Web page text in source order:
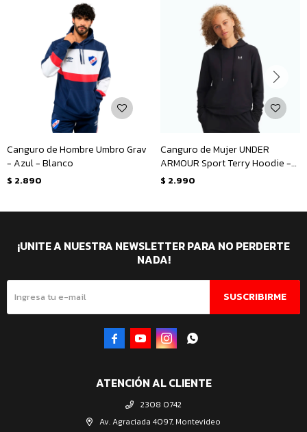
Canguro de Hombre Umbro Grav
- Azul - Blanco
$ 2.890
Canguro de Mujer UNDER
ARMOUR Sport Terry Hoodie -
Negro
$ 2.990
ATENCIÓN AL CLIENTE
2308 0742
Av. Agraciada 4097, Montevideo
¡UNITE A NUESTRA NEWSLETTER PARA NO PERDERTE
NADA!
SUSCRIBIRME
   